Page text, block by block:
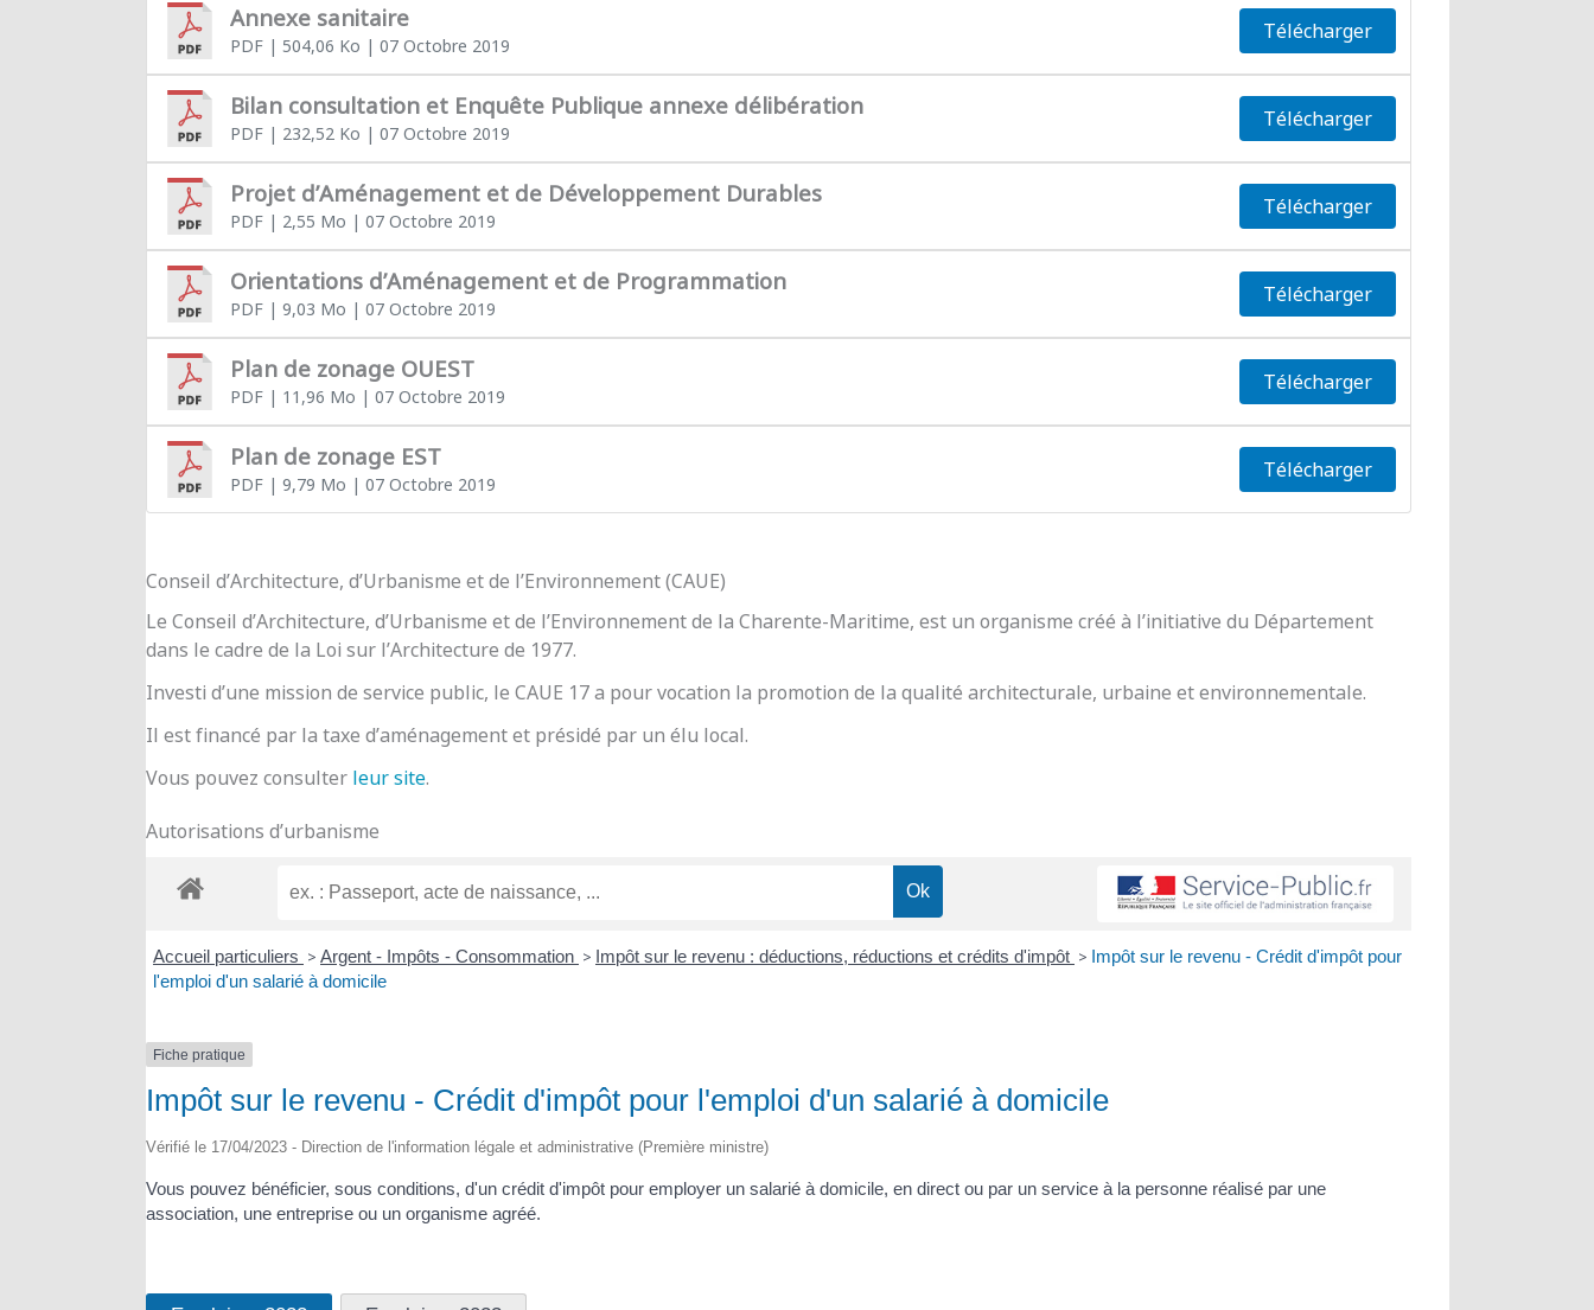
Annexe sanitaire
PDF| 504,06 Ko | 07 Octobre 2019
Télécharger
Bilan consultation et Enquête Publique annexe délibération
PDF| 232,52 Ko | 07 Octobre 2019
Télécharger
Projet d’Aménagement et de Développement Durables
PDF| 2,55 Mo | 07 Octobre 2019
Télécharger
Orientations d’Aménagement et de Programmation
PDF| 9,03 Mo | 07 Octobre 2019
Télécharger
Plan de zonage OUEST
PDF| 11,96 Mo | 07 Octobre 2019
Télécharger
Plan de zonage EST
PDF| 9,79 Mo | 07 Octobre 2019
Télécharger
Conseil d’Architecture, d’Urbanisme et de l’Environnement (CAUE)
Le Conseil d’Architecture, d’Urbanisme et de l’Environnement de la Charente-Maritime, est un organisme créé à l’initiative du Département
dans le cadre de la Loi sur l’Architecture de 1977.
Investi d’une mission de service public, le CAUE 17 a pour vocation la promotion de la qualité architecturale, urbaine et environnementale.
Il est financé par la taxe d’aménagement et présidé par un élu local.
Vous pouvez consulter leur site.
Autorisations d’urbanisme
Accueil particuliers > Argent - Impôts - Consommation > Impôt sur le revenu : déductions, réductions et crédits d'impôt > Impôt sur le revenu - Crédit d'impôt pour
l'emploi d'un salarié à domicile
Fiche pratique
Impôt sur le revenu - Crédit d'impôt pour l'emploi d'un salarié à domicile
Vérifié le 17/04/2023 - Direction de l'information légale et administrative (Première ministre)
Vous pouvez bénéficier, sous conditions, d'un crédit d'impôt pour employer un salarié à domicile, en direct ou par un service à la personne réalisé par une
association, une entreprise ou un organisme agréé.